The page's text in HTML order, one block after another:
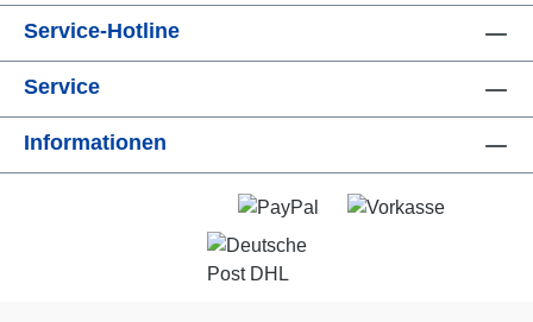
Service-Hotline
Service
Informationen